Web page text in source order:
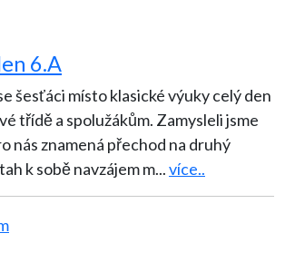
6.A
šesťáci místo klasické výuky celý den
a spolužákům. Zamysleli jsme
nás znamená přechod na druhý
k sobě navzájem m...více..